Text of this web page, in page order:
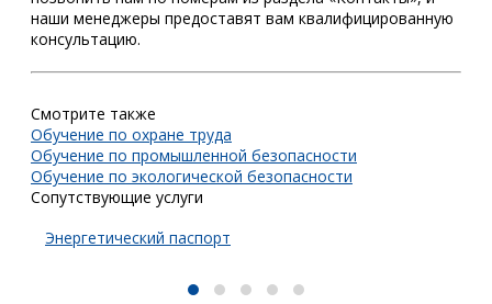
наши менеджеры предоставят вам квалифицированную
консультацию.
Смотрите также
Обучение по охране труда
Обучение по промышленной безопасности
Обучение по экологической безопасности
Сопутствующие услуги
Энергетический паспорт